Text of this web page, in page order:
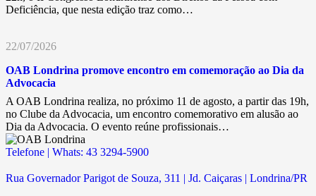
Deficiência, que nesta edição traz como…
22/07/2026
OAB Londrina promove encontro em comemoração ao Dia da
Advocacia
A OAB Londrina realiza, no próximo 11 de agosto, a partir das 19h,
no Clube da Advocacia, um encontro comemorativo em alusão ao
Dia da Advocacia. O evento reúne profissionais…
Telefone | Whats: 43 3294-5900
Rua Governador Parigot de Souza, 311 | Jd. Caiçaras | Londrina/PR